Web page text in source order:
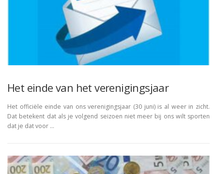
Het einde van het verenigingsjaar
Het officiële einde van ons verenigingsjaar (30 juni) is al weer in zicht.
Dat betekent dat als je volgend seizoen niet meer bij ons wilt sporten
dat je dat voor …